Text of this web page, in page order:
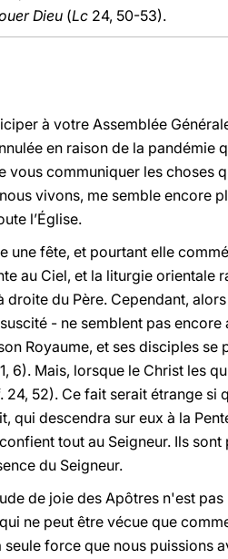
Dieu (Lc 24, 50-53).
à votre Assemblée
en raison de la
vous communiquer les choses
vivons, me semble encore
l’Église.
une fête, et pourtant elle
au Ciel, et la liturgie orientale
droite du Père. Cependant,
- ne semblent pas
Royaume, et ses disciples
1, 6). Mais, lorsque le Christ les
52). Ce fait serait étrange si
qui descendra sur eux à la
tout au Seigneur. Ils
du Seigneur.
de joie des Apôtres n'est
ne peut être vécue que
seule force que nous